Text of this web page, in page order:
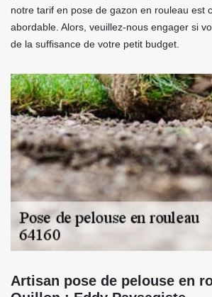
notre tarif en pose de gazon en rouleau est
abordable. Alors, veuillez-nous engager si
de la suffisance de votre petit budget.
Artisan pose de pelouse en